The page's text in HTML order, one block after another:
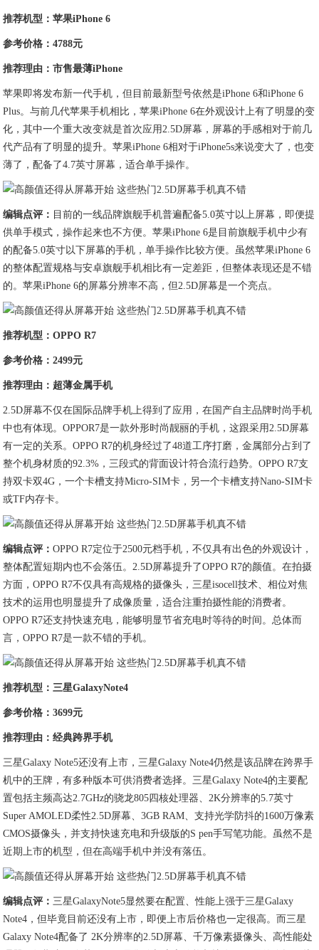
推荐机型：苹果iPhone 6
参考价格：4788元
推荐理由：市售最薄iPhone
苹果即将发布新一代手机，但目前最新型号依然是iPhone 6和iPhone 6
Plus。与前几代苹果手机相比，苹果iPhone 6在外观设计上有了明显的变
化，其中一个重大改变就是首次应用2.5D屏幕，屏幕的手感相对于前几
代产品有了明显的提升。苹果iPhone 6相对于iPhone5s来说变大了，也变
薄了，配备了4.7英寸屏幕，适合单手操作。
编辑点评： 目前的一线品牌旗舰手机普遍配备5.0英寸以上屏幕，即便提
供单手模式，操作起来也不方便。苹果iPhone 6是目前旗舰手机中少有
的配备5.0英寸以下屏幕的手机，单手操作比较方便。虽然苹果iPhone 6
的整体配置规格与安卓旗舰手机相比有一定差距，但整体表现还是不错
的。苹果iPhone 6的屏幕分辨率不高，但2.5D屏幕是一个亮点。
推荐机型：OPPO R7
参考价格：2499元
推荐理由：超薄金属手机
2.5D屏幕不仅在国际品牌手机上得到了应用，在国产自主品牌时尚手机
中也有体现。OPPOR7是一款外形时尚靓丽的手机，这跟采用2.5D屏幕
有一定的关系。OPPO R7的机身经过了48道工序打磨，金属部分占到了
整个机身材质的92.3%，三段式的背面设计符合流行趋势。OPPO R7支
持双卡双4G，一个卡槽支持Micro-SIM卡，另一个卡槽支持Nano-SIM卡
或TF内存卡。
编辑点评：OPPO R7定位于2500元档手机，不仅具有出色的外观设计，
整体配置短期内也不会落伍。2.5D屏幕提升了OPPO R7的颜值。在拍摄
方面，OPPO R7不仅具有高规格的摄像头，三星isocell技术、相位对焦
技术的运用也明显提升了成像质量，适合注重拍摄性能的消费者。
OPPO R7还支持快速充电，能够明显节省充电时等待的时间。总体而
言，OPPO R7是一款不错的手机。
推荐机型：三星GalaxyNote4
参考价格：3699元
推荐理由：经典跨界手机
三星Galaxy Note5还没有上市，三星Galaxy Note4仍然是该品牌在跨界手
机中的王牌，有多种版本可供消费者选择。三星Galaxy Note4的主要配
置包括主频高达2.7GHz的骁龙805四核处理器、2K分辨率的5.7英寸
Super AMOLED柔性2.5D屏幕、3GB RAM、支持光学防抖的1600万像素
CMOS摄像头，并支持快速充电和升级版的S pen手写笔功能。虽然不是
近期上市的机型，但在高端手机中并没有落伍。
编辑点评：三星GalaxyNote5显然要在配置、性能上强于三星Galaxy
Note4，但毕竟目前还没有上市，即便上市后价格也一定很高。而三星
Galaxy Note4配备了 2K分辨率的2.5D屏幕、千万像素摄像头、高性能处